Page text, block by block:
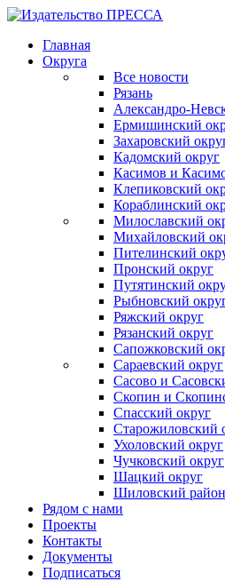
Главная
Округа
Все новости
Рязань
Александро-
Ермишинский
Захаровский
Кадомский округ
Касимов и
Клепиковский
Кораблинский
Милославский
Михайловский
Пителинский
Пронский округ
Путятинский
Рыбновский
Ряжский округ
Рязанский округ
Сапожковский
Сараевский округ
Сасово и
Скопин и
Спасский округ
Старожиловский
Ухоловский округ
Чучковский округ
Шацкий округ
Шиловский район
Рядом с нами
Проекты
Контакты
Документы
Подписаться